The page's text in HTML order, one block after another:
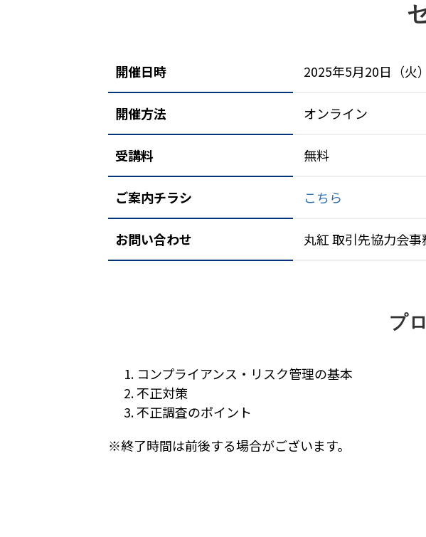
開催日時 2025年5月20日（火
開催方法 オンライン
受講料 無料
ご案内チラシ こちら
お問い合わせ 丸紅 取引先協力会
プ
コンプライアンス・リスク管理の基本
不正対策
不正調査のポイント
※終了時間は前後する場合がございます。